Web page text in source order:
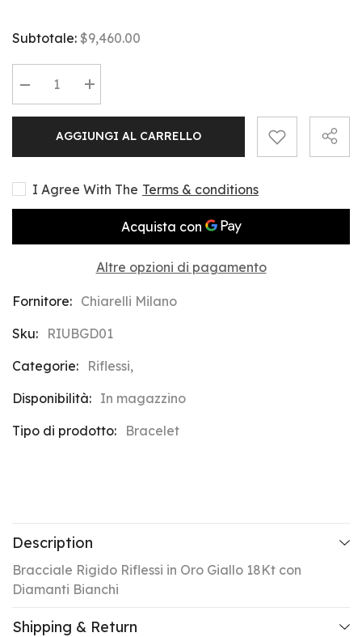
Subtotale: $9,460.00
Diminuire
la
Riflessi
Man
Bangle
Bracelet
Aumentare
la
Riflessi
Man
Bracelet
AGGIUNGI AL CARRELLO
I Agree With The Terms & conditions
Altre opzioni di pagamento
Fornitore: Chiarelli Milano
Sku:
RIUBGD01
Categorie:
Riflessi,
Disponibilità: In magazzino
Tipo di prodotto:
Bracelet
Description
Bracciale Rigido Riflessi in Oro Giallo 18Kt con
Diamanti Bianchi
Shipping & Return